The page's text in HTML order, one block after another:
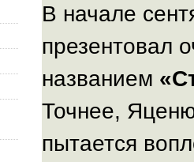
В начале
презентовал
названием
Точнее,
пытается